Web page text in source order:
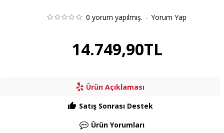
0 yorum yapılmış. - Yorum Yap
14.749,90TL
Ürün Açıklaması
Satış Sonrası Destek
Ürün Yorumları